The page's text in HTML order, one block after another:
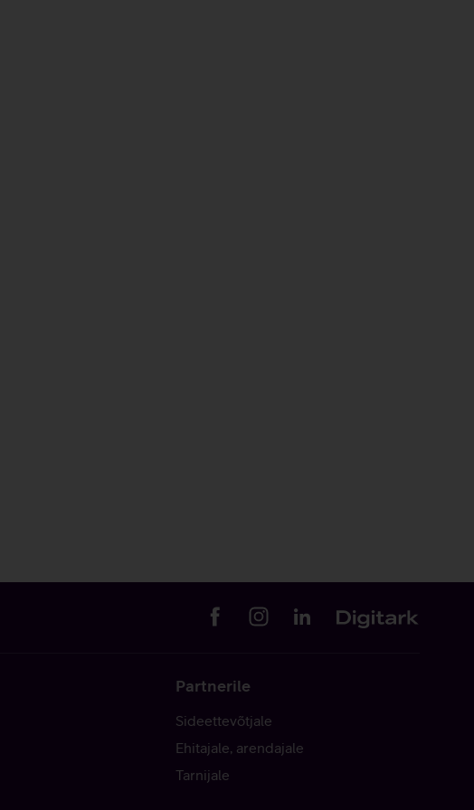
Partnerile
Sideettevõtjale
Ehitajale, arendajale
Tarnijale